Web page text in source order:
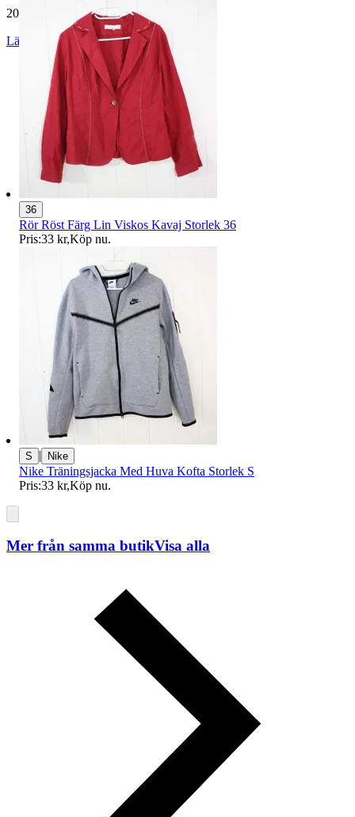
20 794 omdömen
Läs omdömen Följ
36
Rör Röst Färg Lin Viskos Kavaj Storlek 36
Pris:33 kr,Köp nu.
S | Nike
Nike Träningsjacka Med Huva Kofta Storlek S
Pris:33 kr,Köp nu.
Mer från samma butikVisa alla